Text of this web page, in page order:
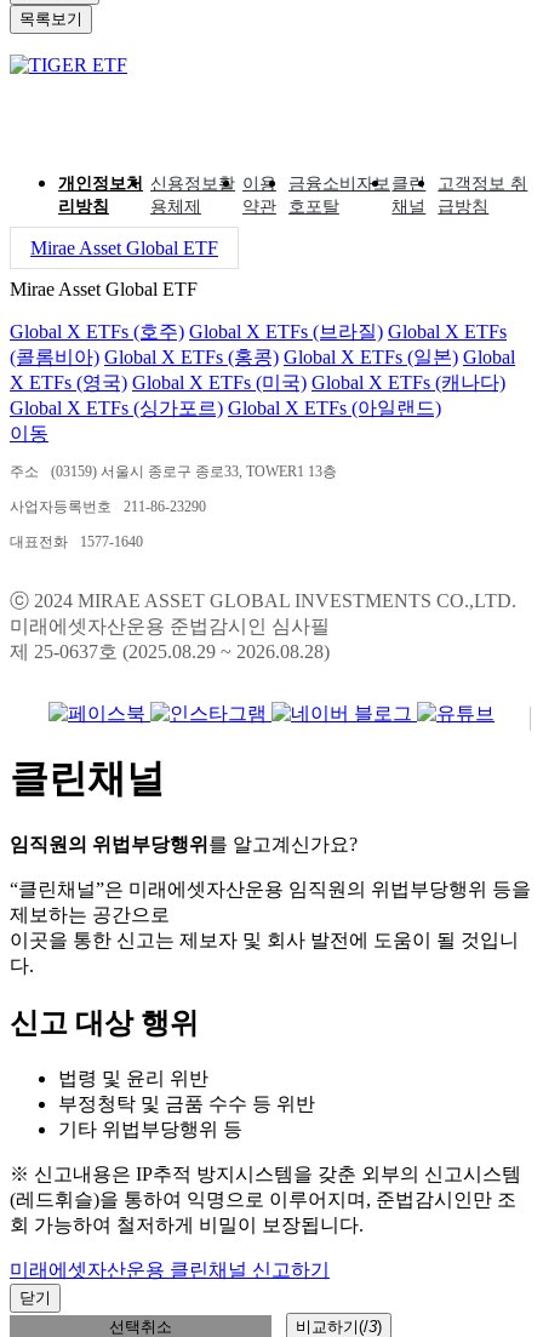
목록보기
개인정보처
리방침
신용정보활
용체제
이용
약관
금융소비자보
호포탈
클린
채널
고객정보 취
급방침
Mirae Asset Global ETF
Mirae Asset Global ETF
Global X ETFs (호주) Global X ETFs (브라질) Global X ETFs
(콜롬비아) Global X ETFs (홍콩) Global X ETFs (일본) Global
X ETFs (영국) Global X ETFs (미국) Global X ETFs (캐나다)
Global X ETFs (싱가포르) Global X ETFs (아일랜드)
이동
주소 (03159) 서울시 종로구 종로33, TOWER1 13층
사업자등록번호 211-86-23290
대표전화 1577-1640
ⓒ 2024 MIRAE ASSET GLOBAL INVESTMENTS CO.,LTD.
미래에셋자산운용 준법감시인 심사필
제 25-0637호 (2025.08.29 ~ 2026.08.28)
클린채널
임직원의 위법부당행위 를 알고계신가요?
“클린채널”은 미래에셋자산운용 임직원의 위법부당행위 등을
제보하는 공간으로
이곳을 통한 신고는 제보자 및 회사 발전에 도움이 될 것입니
다.
신고 대상 행위
법령 및 윤리 위반
부정청탁 및 금품 수수 등 위반
기타 위법부당행위 등
※ 신고내용은 IP추적 방지시스템을 갖춘 외부의 신고시스템
(레드휘슬)을 통하여 익명으로 이루어지며, 준법감시인만 조
회 가능하여 철저하게 비밀이 보장됩니다.
미래에셋자산운용 클린채널 신고하기
닫기
선택취소
비교하기(/3)